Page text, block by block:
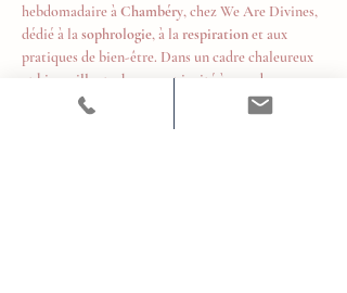
hebdomadaire à Chambéry, chez We Are Divines,
dédié à la sophrologie, à la respiration et aux
pratiques de bien-être. Dans un cadre chaleureux
et bienveillant, chacun est invité à prendre un
temps pour soi, relâcher les tensions, retrouver
son souffle et cultiver un équilibre durable au